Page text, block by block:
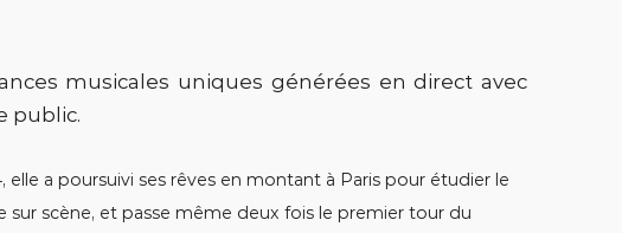
musicales uniques générées en direct avec
public.
a poursuivi ses rêves en montant à Paris pour étudier le
scène, et passe même deux fois le premier tour du